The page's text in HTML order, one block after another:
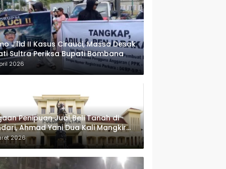
Jilid II Kasus Cirauci, Massa Desak
Sultra Periksa Bupati Bombana
2026
Penipuan Jual Beli Tanah di
Ahmad Yani Dua Kali Mangkir
Panggilan Polda Sultra
2026